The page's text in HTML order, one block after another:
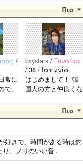
す。
人仲
して
さ
..
4
応援しま
す！..
무예쁘다
ㅠㅠ..
Πιο
/
常に
、
るの
化や
baystars / Γυναίκα
/ 38 / Ιαπωνία
はじめまして！ 韓
国人の方と仲良くな
た(^^) 年齢、性別問
わず仲良くなりたい
Πιο
好きで、時間がある時は釣
り、ノリのいい音..